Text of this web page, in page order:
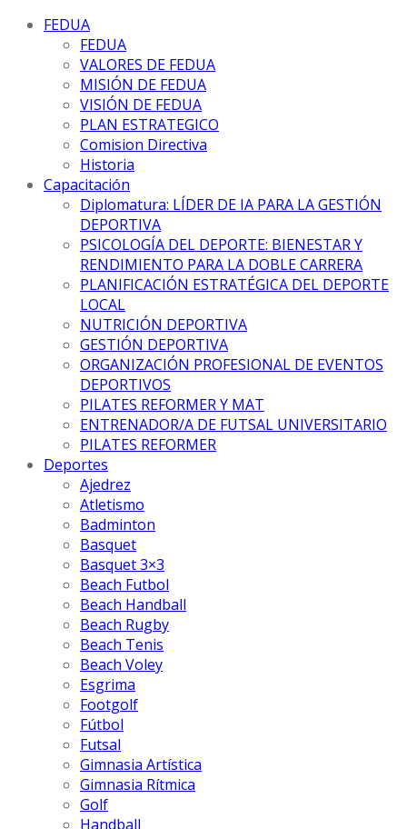
FEDUA
FEDUA
VALORES DE FEDUA
MISIÓN DE FEDUA
VISIÓN DE FEDUA
PLAN ESTRATEGICO
Comision Directiva
Historia
Capacitación
Diplomatura: LÍDER DE IA PARA LA GESTIÓN
DEPORTIVA
PSICOLOGÍA DEL DEPORTE: BIENESTAR Y
RENDIMIENTO PARA LA DOBLE CARRERA
PLANIFICACIÓN ESTRATÉGICA DEL DEPORTE
LOCAL
NUTRICIÓN DEPORTIVA
GESTIÓN DEPORTIVA
ORGANIZACIÓN PROFESIONAL DE EVENTOS
DEPORTIVOS
PILATES REFORMER Y MAT
ENTRENADOR/A DE FUTSAL UNIVERSITARIO
PILATES REFORMER
Deportes
Ajedrez
Atletismo
Badminton
Basquet
Basquet 3×3
Beach Futbol
Beach Handball
Beach Rugby
Beach Tenis
Beach Voley
Esgrima
Footgolf
Fútbol
Futsal
Gimnasia Artística
Gimnasia Rítmica
Golf
Handball